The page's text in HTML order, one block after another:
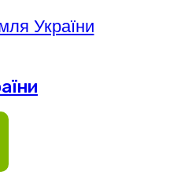
України